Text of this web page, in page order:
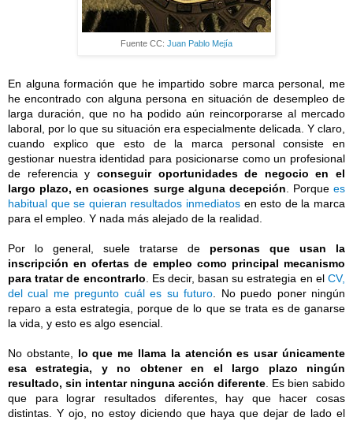
Fuente CC: Juan Pablo Mejía
En alguna formación que he impartido sobre marca personal, me
he encontrado con alguna persona en situación de desempleo de
larga duración, que no ha podido aún reincorporarse al mercado
laboral, por lo que su situación era especialmente delicada. Y claro,
cuando explico que esto de la marca personal consiste en
gestionar nuestra identidad para posicionarse como un profesional
de referencia y conseguir oportunidades de negocio en el
largo plazo, en ocasiones surge alguna decepción. Porque es
habitual que se quieran resultados inmediatos en esto de la marca
para el empleo. Y nada más alejado de la realidad.
Por lo general, suele tratarse de personas que usan la
inscripción en ofertas de empleo como principal mecanismo
para tratar de encontrarlo. Es decir, basan su estrategia en elCV,
del cual me pregunto cuál es su futuro. No puedo poner ningún
reparo a esta estrategia, porque de lo que se trata es de ganarse
la vida, y esto es algo esencial.
No obstante, lo que me llama la atención es usar únicamente
esa estrategia, y no obtener en el largo plazo ningún
resultado, sin intentar ninguna acción diferente. Es bien sabido
que para lograr resultados diferentes, hay que hacer cosas
distintas. Y ojo, no estoy diciendo que haya que dejar de lado el